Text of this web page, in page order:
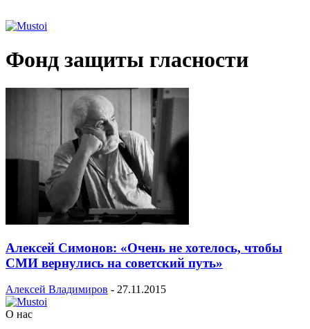
Фонд защиты гласности
Алексей Симонов: «Очень не хотелось, чтобы
СМИ вернулись на советский путь»
Алексей Владимиров - 27.11.2015
О нас